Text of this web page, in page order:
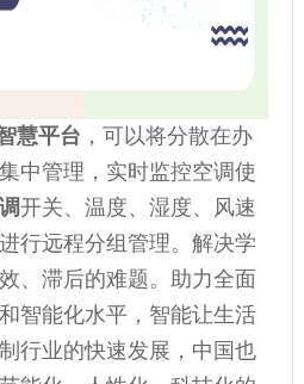
慧平台 ，可以将分散在办
中管理，实时监控空调使
开关、温度、湿度、风速
行远程分组管理。解决学
、滞后的难题。助力全面
智能化水平，智能让生活
行业的快速发展，中国也